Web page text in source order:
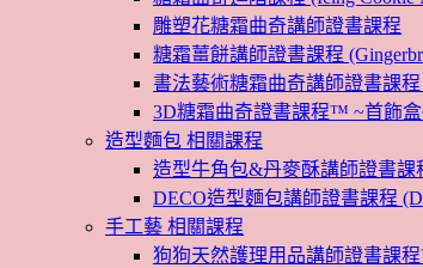
雕塑花糖霜曲奇講師證書課程
糖霜薑餅講師證書課程
書法藝術糖霜曲奇講師證書課程
3D糖霜曲奇證書課程™ ~首飾
造型麵包 相關課程
造型牛角包&丹麥酥講師證書課
DECO造型麵包講師證書課程
手工藝 相關課程
狗狗天然護理用品講師證書課